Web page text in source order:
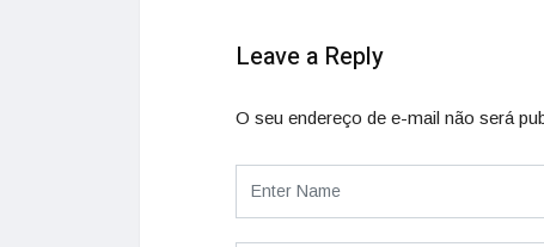
Leave a Reply
O seu endereço de e-mail não será